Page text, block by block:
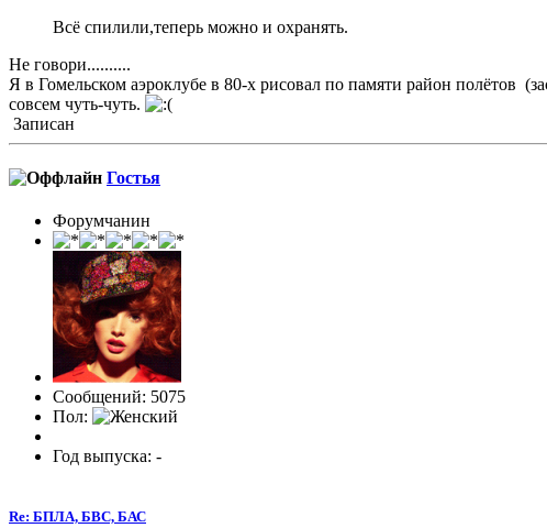
Всё спилили,теперь можно и охранять.
Не говори..........
Я в Гомельском аэроклубе в 80-х рисовал по памяти район полётов
совсем чуть-чуть.
Записан
Гостья
Форумчанин
Сообщений: 5075
Пол:
Год выпуска: -
Re: БПЛА, БВС, БАС